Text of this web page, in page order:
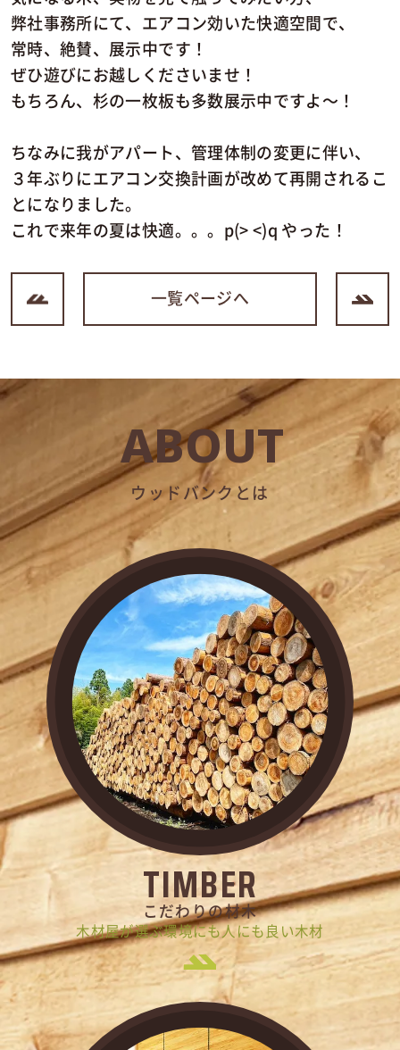
弊社事務所にて、エアコン効いた快適空間で、
常時、絶賛、展示中です！
ぜひ遊びにお越しくださいませ！
もちろん、杉の一枚板も多数展示中ですよ～！
ちなみに我がアパート、管理体制の変更に伴い、
３年ぶりにエアコン交換計画が改めて再開されるこ
とになりました。
これで来年の夏は快適。。。p(> <)q やった！
一覧ページへ
ABOUT
ウッドバンクとは
TIMBER
こだわりの材木
木材屋が選ぶ環境にも人にも良い木材